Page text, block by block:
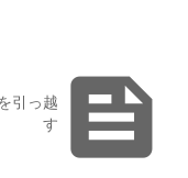

引っ越
す